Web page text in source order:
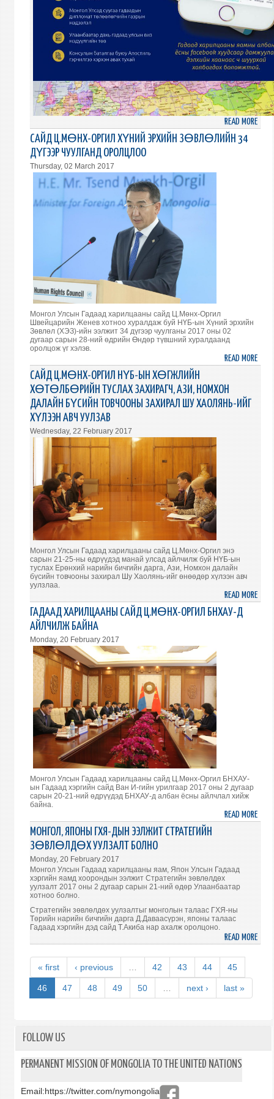
READ MORE
САЙД Ц.МӨНХ-ОРГИЛ ХҮНИЙ ЭРХИЙН ЗӨВЛӨЛИЙН 34
ДҮГЭЭР ЧУУЛГАНД ОРОЛЦЛОО
Thursday, 02 March 2017
Монгол Улсын Гадаад харилцааны сайд Ц.Мөнх-Оргил
Швейцарийн Женев хотноо хуралдаж буй НҮБ-ын Хүний эрхийн
Зөвлөл (ХЭЗ)-ийн ээлжит 34 дүгээр чуулганы 2017 оны 02
дугаар сарын 28-ний өдрийн Өндөр түвшний хуралдаанд
оролцож үг хэлэв.
READ MORE
34
САЙД Ц.МӨНХ-ОРГИЛ НҮБ-ЫН ХӨГЖЛИЙН
ХӨТӨЛБӨРИЙН ТУСЛАХ ЗАХИРАГЧ, АЗИ, НОМХОН
ДАЛАЙН БҮСИЙН ТОВЧООНЫ ЗАХИРАЛ ШУ ХАОЛЯНЬ-ИЙГ
ХҮЛЭЭН АВЧ УУЛЗАВ
Wednesday, 22 February 2017
Монгол Улсын Гадаад харилцааны сайд Ц.Мөнх-Оргил энэ
сарын 21-25-ны өдрүүдэд манай улсад айлчилж буй НҮБ-ын
туслах Ерөнхий нарийн бичгийн дарга, Ази, Номхон далайн
бүсийн товчооны захирал Шу Хаолянь-ийг өнөөдөр хүлээн авч
уулзлаа.
READ MORE
НҮБ-
ИЙГ
АВЧ
ГАДААД ХАРИЛЦААНЫ САЙД Ц.МӨНХ-ОРГИЛ БНХАУ-Д
АЙЛЧИЛЖ БАЙНА
Monday, 20 February 2017
Монгол Улсын Гадаад харилцааны сайд Ц.Мөнх-Оргил БНХАУ-
ын Гадаад хэргийн сайд Ван И-гийн урилгаар 2017 оны 2 дугаар
сарын 20-21-ний өдрүүдэд БНХАУ-д албан ёсны айлчлал хийж
байна.
READ MORE
Д
МОНГОЛ, ЯПОНЫ ГХЯ-ДЫН ЭЭЛЖИТ СТРАТЕГИЙН
ЗӨВЛӨЛДӨХ УУЛЗАЛТ БОЛНО
Monday, 20 February 2017
Монгол Улсын Гадаад харилцааны яам, Япон Улсын Гадаад
хэргийн яамд хоорондын ээлжит Стратегийн зөвлөлдөх
уулзалт 2017 оны 2 дугаар сарын 21-ний өдөр Улаанбаатар
хотноо болно.
Стратегийн зөвлөлдөх уулзалтыг монголын талаас ГХЯ-ны
Төрийн нарийн бичгийн дарга Д.Даваасүрэн, японы талаас
Гадаад хэргийн дэд сайд Т.Акиба нар ахалж оролцоно.
READ MORE
« first ‹ previous 42 43 44 45
46 47 48 49 50 next › last »
FOLLOW US
PERMANENT MISSION OF MONGOLIA TO THE UNITED NATIONS
Email:https://twitter.com/nymongolia